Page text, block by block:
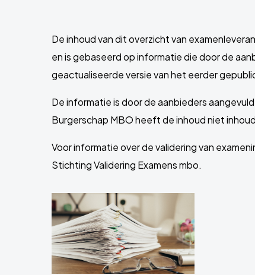
De inhoud van dit overzicht van
en is gebaseerd op informatie die door de
geactualiseerde versie van het eerder
De informatie is door de aanbieders
Burgerschap MBO heeft de inhoud niet
Voor informatie over de validering van
Stichting Validering Examens mbo.